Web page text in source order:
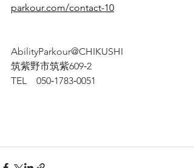
parkour.com/contact-10
AbilityParkour@CHIKUSHI
筑紫野市筑紫609‐2
TEL　050‐1783‐0051